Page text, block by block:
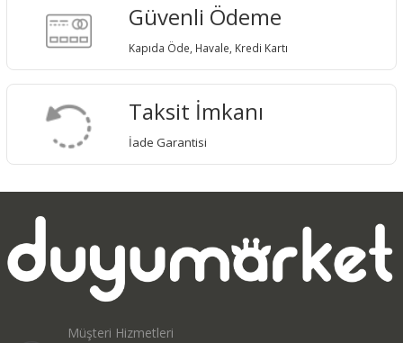
Güvenli Ödeme
Kapıda Öde, Havale, Kredi Kartı
Taksit İmkanı
İade Garantisi
Müşteri Hizmetleri